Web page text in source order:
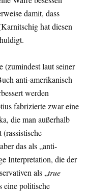
damit, dass
hat diesen
laut seiner
anti-amerikanisch
werden
fabrizierte zwar eine
die man außerhalb
das als „anti-
Interpretation, die der
als „true
eine politische